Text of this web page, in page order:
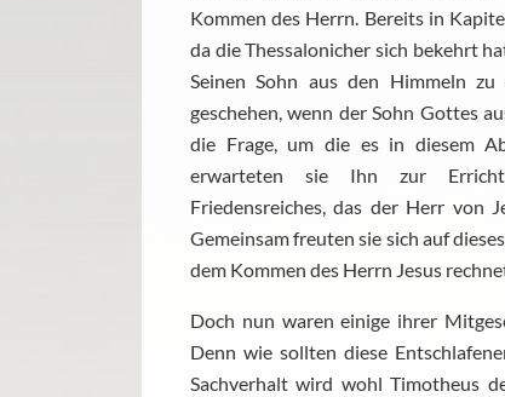
Kommen des Herrn. Bereits in
da die Thessalonicher sich bekehrt
Seinen Sohn aus den Himmeln
geschehen, wenn der Sohn Gottes
die Frage, um die es in diesem
erwarteten sie Ihn zur
Friedensreiches, das der Herr von
Gemeinsam freuten sie sich auf
dem Kommen des Herrn Jesus
Doch nun waren einige ihrer
Denn wie sollten diese
Sachverhalt wird wohl Timotheus